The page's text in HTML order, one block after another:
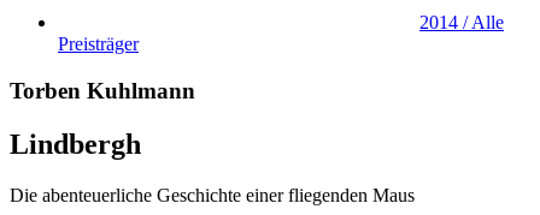
2014 / Alle
Preisträger
Torben Kuhlmann
Lindbergh
Die abenteuerliche Geschichte einer fliegenden Maus